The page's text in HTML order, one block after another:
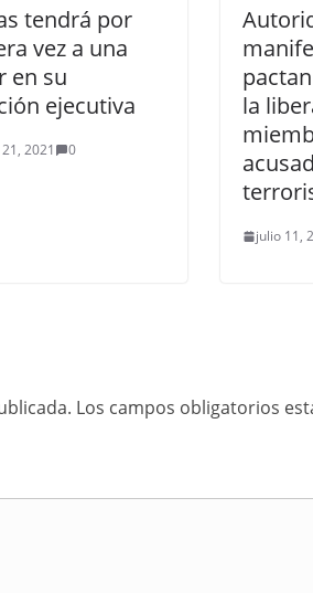
tendrá por
vez a una
en su
ejecutiva
2021 0
la
julio 11,
Los campos obligatorios